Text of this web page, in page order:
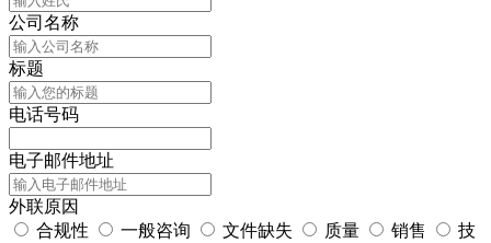
公司名称
标题
电话号码
电子邮件地址
外联原因
合规性
一般咨询 文件缺失 质量 销售
技